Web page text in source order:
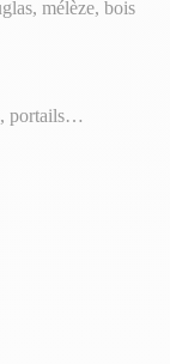
mélèze, bois
portails…